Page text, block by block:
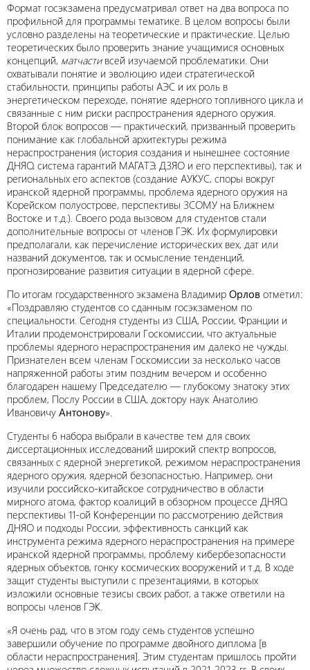
Формат госэкзамена предусматривал ответ на два вопроса по
профильной для программы тематике. В целом вопросы были
условно разделены на теоретические и практические. Целью
теоретических было проверить знание учащимися основных
концепций, матчастивсей изучаемой проблематики. Они
охватывали понятие и эволюцию идеи стратегической
стабильности, принципы работы АЭС и их роль в
энергетическом переходе, понятие ядерного топливного цикла и
связанные с ним риски распространения ядерного оружия.
Второй блок вопросов — практический, призванный проверить
понимание как глобальной архитектуры режима
нераспространения (история создания и нынешнее состояние
ДНЯО, система гарантий МАГАТЭ, ДЗЯО и его перспективы), так и
региональных его аспектов (создание АУКУС, споры вокруг
иранской ядерной программы, проблема ядерного оружия на
Корейском полуострове, перспективы ЗСОМУ на Ближнем
Востоке и т.д.). Своего рода вызовом для студентов стали
дополнительные вопросы от членов ГЭК. Их формулировки
предполагали, как перечисление исторических вех, дат или
названий документов, так и осмысление тенденций,
прогнозирование развития ситуации в ядерной сфере.
По итогам государственного экзамена Владимир Орлов отметил:
«Поздравляю студентов со сданным госэкзаменом по
специальности. Сегодня студенты из США, России, Франции и
Италии продемонстрировали Госкомиссии, что актуальные
проблемы ядерного нераспространения им далеко не чужды.
Признателен всем членам Госкомиссии за несколько часов
напряженной работы этим поздним вечером и особенно
благодарен нашему Председателю — глубокому знатоку этих
проблем, Послу России в США, доктору наук Анатолию
Ивановичу Антонову».
Студенты 6 набора выбрали в качестве тем для своих
диссертационных исследований широкий спектр вопросов,
связанных с ядерной энергетикой, режимом нераспространения
ядерного оружия, ядерной безопасностью. Например, они
изучили российско-китайское сотрудничество в области
мирного атома, фактор коалиций в обзорном процессе ДНЯО,
перспективы 11-ой Конференции по рассмотрению действия
ДНЯО и подходы России, эффективность санкций как
инструмента режима ядерного нераспространения на примере
иранской ядерной программы, проблему кибербезопасности
ядерных объектов, гонку космических вооружений и т.д. В ходе
защит студенты выступили с презентациями, в которых
изложили основные тезисы своих работ, а также ответили на
вопросы членов ГЭК.
«Я очень рад, что в этом году семь студентов успешно
завершили обучение по программе двойного диплома [в
области нераспространения]. Этим студентам пришлось пройти